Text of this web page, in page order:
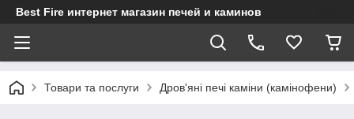
Best Fire интернет магазин печей и каминов
Товари та послуги Дров'яні печі каміни (камінофени)